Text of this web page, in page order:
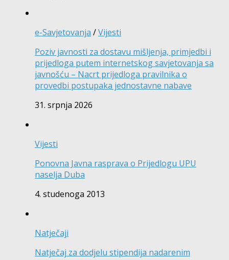
e-Savjetovanja /Vijesti
Poziv javnosti za dostavu mišljenja, primjedbi i
prijedloga putem internetskog savjetovanja sa
javnošću – Nacrt prijedloga pravilnika o
provedbi postupaka jednostavne nabave
31. srpnja 2026
Vijesti
Ponovna Javna rasprava o Prijedlogu UPU
naselja Duba
4. studenoga 2013
Natječaji
Natječaj za dodjelu stipendija nadarenim